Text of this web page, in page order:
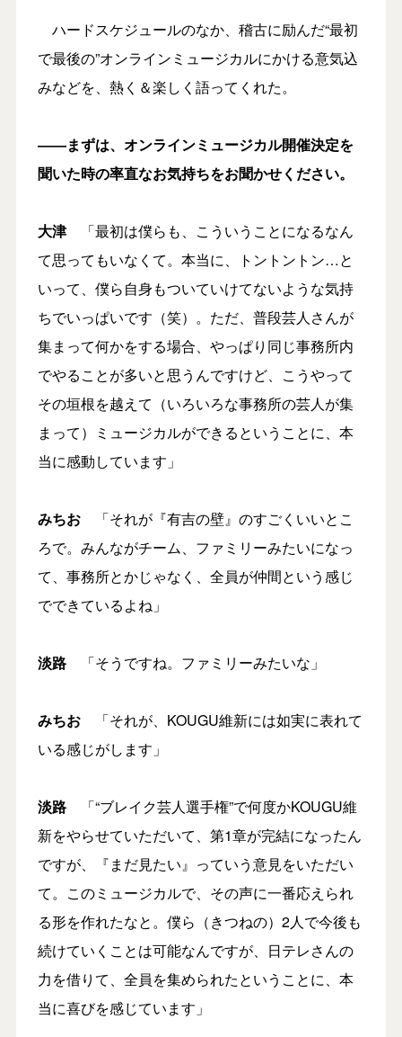
ハードスケジュールのなか、稽古に励んだ“最初
で最後の”オンラインミュージカルにかける意気込
みなどを、熱く＆楽しく語ってくれた。
――まずは、オンラインミュージカル開催決定を
聞いた時の率直なお気持ちをお聞かせください。
大津「最初は僕らも、こういうことになるなん
て思ってもいなくて。本当に、トントントン…と
いって、僕ら自身もついていけてないような気持
ちでいっぱいです（笑）。ただ、普段芸人さんが
集まって何かをする場合、やっぱり同じ事務所内
でやることが多いと思うんですけど、こうやって
その垣根を越えて（いろいろな事務所の芸人が集
まって）ミュージカルができるということに、本
当に感動しています」
みちお「それが『有吉の壁』のすごくいいとこ
ろで。みんながチーム、ファミリーみたいになっ
て、事務所とかじゃなく、全員が仲間という感じ
でできているよね」
淡路「そうですね。ファミリーみたいな」
みちお「それが、KOUGU維新には如実に表れて
いる感じがします」
淡路「“ブレイク芸人選手権”で何度かKOUGU維
新をやらせていただいて、第1章が完結になったん
ですが、『まだ見たい』っていう意見をいただい
て。このミュージカルで、その声に一番応えられ
る形を作れたなと。僕ら（きつねの）2人で今後も
続けていくことは可能なんですが、日テレさんの
力を借りて、全員を集められたということに、本
当に喜びを感じています」